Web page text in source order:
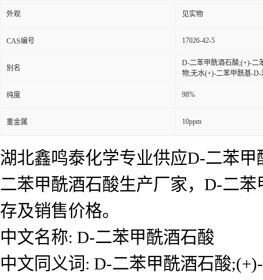
外观 见实物
CAS编号 17026-42-5
别名
D-二苯甲酰酒石酸;(+)-二
物;无水(+)-二苯甲酰基-D-
纯度 98%
重金属 10ppm
湖北鑫鸣泰化学专业供应D-二苯
二苯甲酰酒石酸生产厂家，D-二
存及销售价格。
中文名称: D-二苯甲酰酒石酸
中文同义词: D-二苯甲酰酒石酸